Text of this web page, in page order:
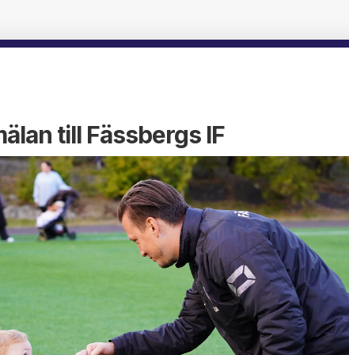
till Fässbergs IF